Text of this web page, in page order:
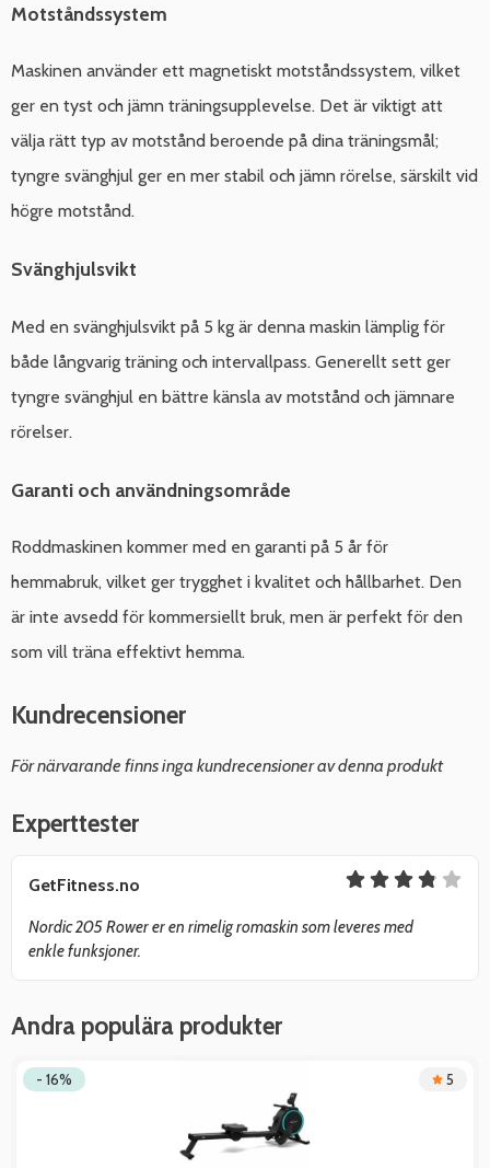
Motståndssystem
Maskinen använder ett magnetiskt motståndssystem, vilket
ger en tyst och jämn träningsupplevelse. Det är viktigt att
välja rätt typ av motstånd beroende på dina träningsmål;
tyngre svänghjul ger en mer stabil och jämn rörelse, särskilt vid
högre motstånd.
Svänghjulsvikt
Med en svänghjulsvikt på 5 kg är denna maskin lämplig för
både långvarig träning och intervallpass. Generellt sett ger
tyngre svänghjul en bättre känsla av motstånd och jämnare
rörelser.
Garanti och användningsområde
Roddmaskinen kommer med en garanti på 5 år för
hemmabruk, vilket ger trygghet i kvalitet och hållbarhet. Den
är inte avsedd för kommersiellt bruk, men är perfekt för den
som vill träna effektivt hemma.
Kundrecensioner
För närvarande finns inga kundrecensioner av denna produkt
Experttester
GetFitness.no
Nordic 205 Rower er en rimelig romaskin som leveres med
enkle funksjoner.
Andra populära produkter
- 16% 5